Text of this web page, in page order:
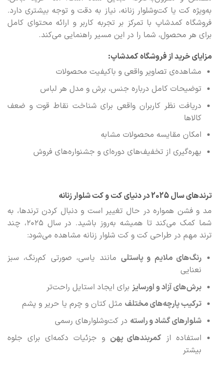
به‌ویژه کت یا کت‌وشلوار زنانه، نیاز به دقت و توجه بیشتری دارد.
فروشگاه کمدشاپ با تمرکز بر تجربه کاربر و ارائه محتوای کامل
برای هر محصول، شما را در این مسیر راهنمایی می‌کند.
مزایای خرید از فروشگاه کمدشاپ:
مشاهده‌ی تصاویر واقعی و باکیفیت محصولات
توضیحات کامل درباره جنس، برش و مدل هر لباس
دریافت نظر کاربران واقعی برای شناخت نقاط قوت و ضعف
کالاها
امکان مقایسه محصولات مشابه
بهره‌گیری از تخفیف‌های دوره‌ای و جشنواره‌های فروش
ترندهای سال 2025 در دنیای کت و کت‌ شلوار زنانه
مد و فشن همواره در حال تغییر است و دنبال کردن ترندها، به
شما کمک می‌کند تا همیشه به‌روز باشید. در سال ۲۰۲۵، چند
ترند مهم در طراحی کت و کت‌ شلوار زنانه مشاهده می‌شود:
رنگ‌های ملایم و پاستلیمانند یاسی، صورتی کم‌رنگ، سبز
نعنایی
برش‌های آزاد و اورسایزبرای ایجاد استایل راحت‌تر
ترکیب پارچه‌های مختلفمثل کتان و چرم یا حریر و پشم
شلوارهای گشاد و راستهدر کت‌وشلوارهای رسمی
استفاده از کمربندهای پهنو جزئیات دکمه‌ای برای جلوه
بیشتر